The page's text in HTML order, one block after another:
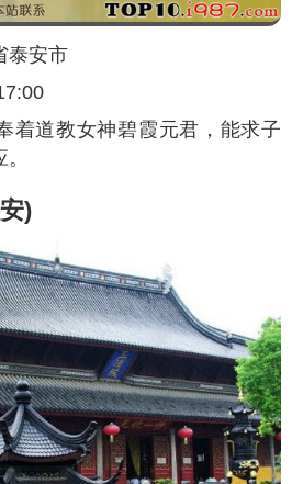
泰安市
着道教女神碧霞元君，能求子
)